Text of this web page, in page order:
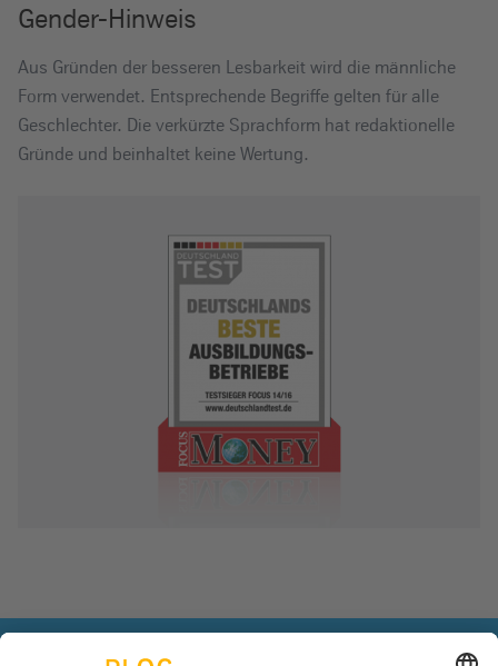
Gender-Hinweis
Aus Gründen der besseren Lesbarkeit wird die männliche
Form verwendet. Entsprechende Begriffe gelten für alle
Geschlechter. Die verkürzte Sprachform hat redaktionelle
Gründe und beinhaltet keine Wertung.